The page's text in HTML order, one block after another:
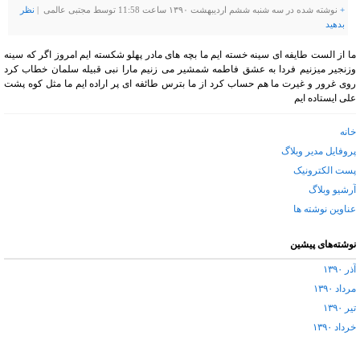
+ نوشته شده در سه شنبه ششم اردیبهشت ۱۳۹۰ ساعت 11:58 توسط مجتبی عالمی |
نظر
بدهيد
ما از الست طایفه ای سینه خسته ایم ما بچه های مادر پهلو شکسته ایم امروز اگر که سینه
وزنجیر میزنیم فردا به عشق فاطمه شمشیر می زنیم مارا نبی قبیله سلمان خطاب کرد
روی غرور و غیرت ما هم حساب کرد از ما بترس طائفه ای پر اراده ایم ما مثل کوه پشت
علی ایستاده ایم
خانه
پروفایل مدیر وبلاگ
پست الکترونیک
آرشیو وبلاگ
عناوین نوشته ها
نوشته‌های پیشین
آذر ۱۳۹۰
مرداد ۱۳۹۰
تیر ۱۳۹۰
خرداد ۱۳۹۰